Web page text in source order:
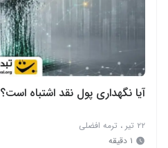
آیا نگهداری پول نقد اشتباه است؟
۲۲ تیر ، ترمه افضلی
۱ دقیقه